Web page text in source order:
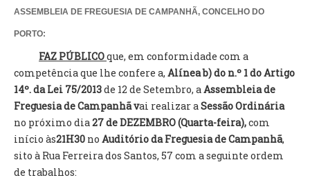
SUBVENÇÕES PÚBLICAS
SERVIÇOS
GERAIS
SECRETARIA
CANÍDEOS
CEMITÉRIO
ASSEMBLEIA DE FREGUESIA DE CAMPANHÃ, CONCELHO DO
PORTO:
FAZ PÚBLICOque, em conformidade com a
competência que lhe confere a, Alínea b) do n.º 1 do Artigo
14º. da Lei 75/2013de 12 de Setembro, a Assembleia de
Freguesia de Campanhã vai realizar a Sessão Ordinária
no próximo dia 27 de DEZEMBRO (Quarta-feira),com
início às21H30 no Auditório da Freguesia de Campanhã,
sito à Rua Ferreira dos Santos, 57 com a seguinte ordem
de trabalhos: